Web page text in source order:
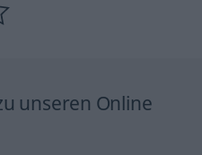
unseren Online